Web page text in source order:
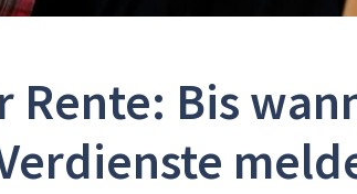
Bis